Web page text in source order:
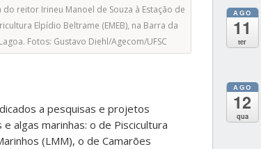
do reitor Irineu Manoel de Souza à Estação de
Elpídio Beltrame (EMEB), na Barra da
Lagoa. Fotos: Gustavo Diehl/Agecom/UFSC
a pesquisas e projetos
algas marinhas: o de Piscicultura
(LMM), o de Camarões
AGO
11
ter
AGO
12
qua